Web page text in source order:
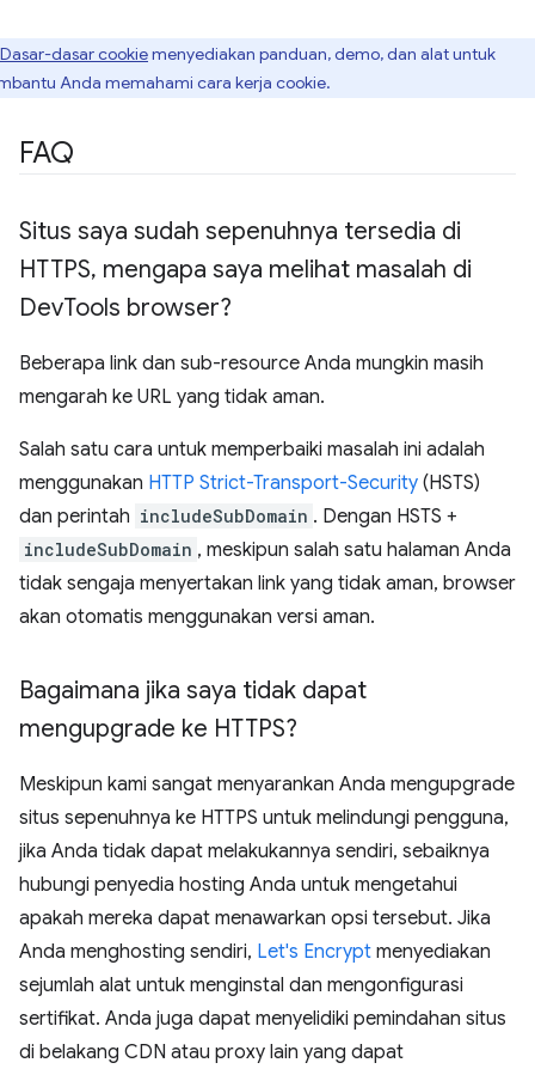
Dasar-dasar cookiemenyediakan panduan, demo, dan alat untuk
Anda memahami cara kerja cookie.
FAQ
Situs saya sudah sepenuhnya tersedia di
HTTPS, mengapa saya melihat masalah di
DevTools browser?
Beberapa link dan sub-resource Anda mungkin masih
mengarah ke URL yang tidak aman.
Salah satu cara untuk memperbaiki masalah ini adalah
menggunakan HTTP Strict-Transport-Security (HSTS)
dan perintah includeSubDomain . Dengan HSTS +
includeSubDomain , meskipun salah satu halaman Anda
tidak sengaja menyertakan link yang tidak aman, browser
akan otomatis menggunakan versi aman.
Bagaimana jika saya tidak dapat
mengupgrade ke HTTPS?
Meskipun kami sangat menyarankan Anda mengupgrade
situs sepenuhnya ke HTTPS untuk melindungi pengguna,
jika Anda tidak dapat melakukannya sendiri, sebaiknya
hubungi penyedia hosting Anda untuk mengetahui
apakah mereka dapat menawarkan opsi tersebut. Jika
Anda menghosting sendiri, Let's Encrypt menyediakan
sejumlah alat untuk menginstal dan mengonfigurasi
sertifikat. Anda juga dapat menyelidiki pemindahan situs
di belakang CDN atau proxy lain yang dapat